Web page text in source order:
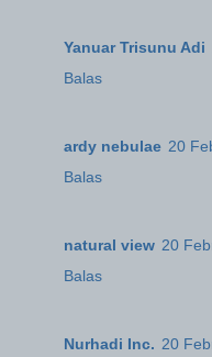
Yanuar Trisunu Adi
Balas
ardy nebulae 20
Balas
natural view 20
Balas
Nurhadi Inc. 20